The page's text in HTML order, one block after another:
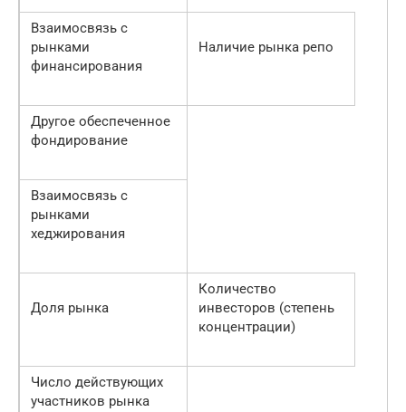
Взаимосвязь с
рынками
финансирования
Наличие рынка репо
Другое обеспеченное
фондирование
Взаимосвязь с
рынками
хеджирования
Доля рынка
Количество
инвесторов (степень
концентрации)
Число действующих
участников рынка